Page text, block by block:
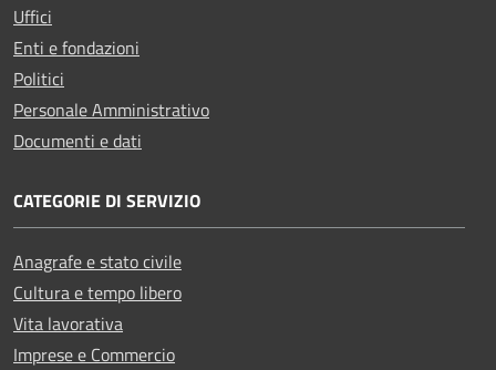
Uffici
Enti e fondazioni
Politici
Personale Amministrativo
Documenti e dati
CATEGORIE DI SERVIZIO
Anagrafe e stato civile
Cultura e tempo libero
Vita lavorativa
Imprese e Commercio